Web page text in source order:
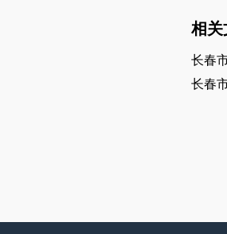
相关
长春
长春